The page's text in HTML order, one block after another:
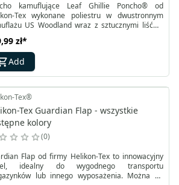
kamuflujące Leaf Ghillie Poncho® od
Tex wykonane poliestru w dwustronnym
US Woodland wraz z sztucznymi liśćmi.
oddychalnością, przy czym nie nasiąka
Na całej powierzchni Leaf Ghillie Poncho®
linką do wiązania dodatkowej włóczki
lub naturalnych materiałów.
zł*
Add
Tex®
Tex Guardian Flap - wszystkie
kolory
0
Flap od firmy Helikon-Tex to innowacyjny
idealny do wygodnego transportu
lub innego wyposażenia. Można go